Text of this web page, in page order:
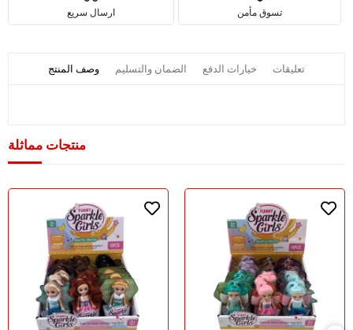
ارسال سريع تسوق مأمن
وصف المنتج الضمان والتسليم خيارات الدفع تعليقات
منتجات مماثلة